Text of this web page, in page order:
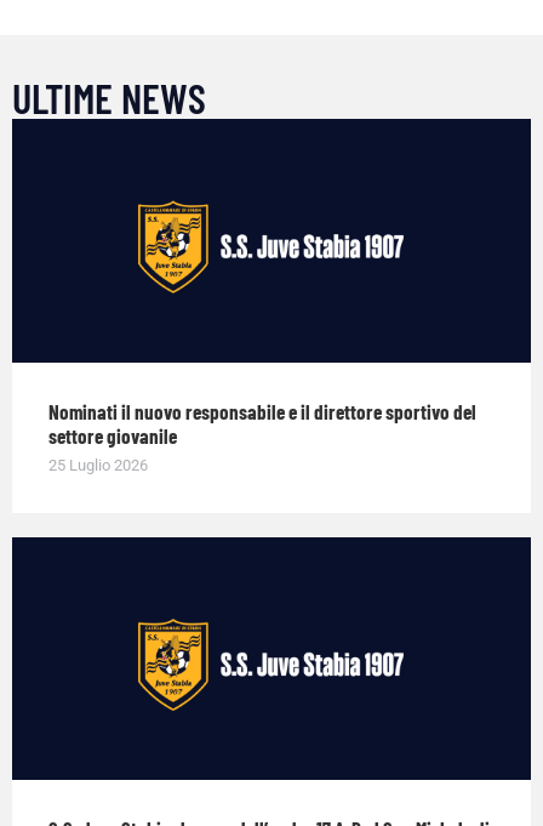
ULTIME NEWS
Nominati il nuovo responsabile e il direttore sportivo del
settore giovanile
25 Luglio 2026